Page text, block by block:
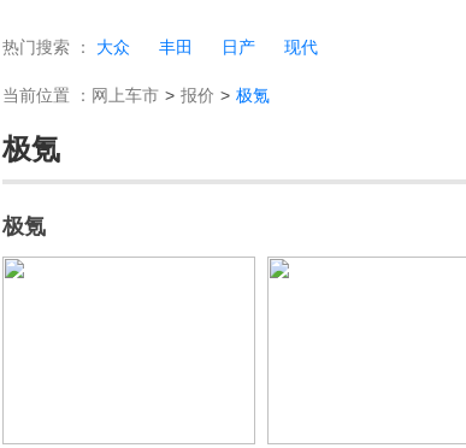
热门搜索 ： 大众 丰田 日产 现代
当前位置 ： 网上车市 > 报价 > 极氪
极氪
极氪